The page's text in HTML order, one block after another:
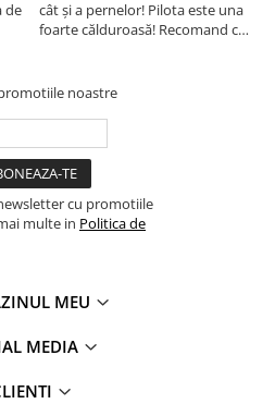
ofera un instrument
– de la materia prima la
de
cât și a pernelor! Pilota este una
foarte călduroasă! Recomand cu
noastre
cu promotiile
multe in Politica de
MEU
MEDIA